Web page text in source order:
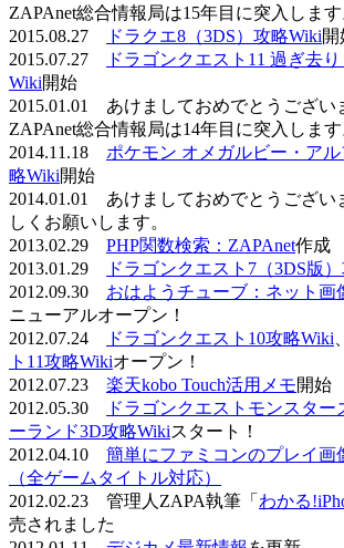
ZAPAnet総合情報局は15年目に突入します
2015.08.27
ドラクエ8（3DS）攻略Wiki開
2015.07.27
ドラゴンクエスト11 過ぎ去
Wiki開始
2015.01.01 あけましておめでとうござい
ZAPAnet総合情報局は14年目に突入します
2014.11.18 ポケモン オメガルビー・ア
略Wiki開始
2014.01.01 あけましておめでとうござい
しくお願いします。
2013.02.29 PHP関数検索：ZAPAnet作成
2013.01.29
ドラゴンクエスト7（3DS版
2012.09.30 おはようチューブ：ネット画
ニューアルオープン！
2012.07.24
ドラゴンクエスト10攻略Wiki
ト11攻略Wikiオープン！
2012.07.23 楽天kobo Touch活用メモ開始
2012.05.30
ドラゴンクエストモンスタ
ーランド3D攻略Wikiスタート！
2012.04.10 簡単にファミコンのプレイ画
（全ゲームタイトル対応）
2012.02.23 管理人ZAPA執筆「 わかる
売されました